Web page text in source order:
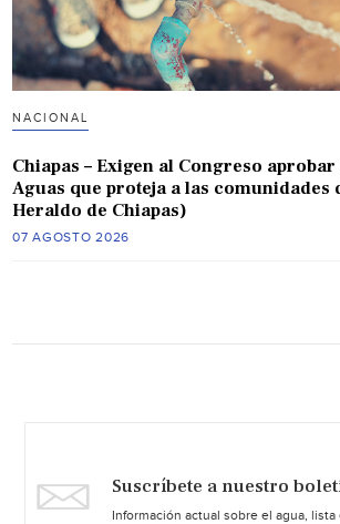
NACIONAL
Chiapas – Exigen al Congreso
Aguas que proteja a las comunidades
Heraldo de Chiapas)
07 AGOSTO 2026
Suscríbete a nuestro
Información actual sobre el agua, lista